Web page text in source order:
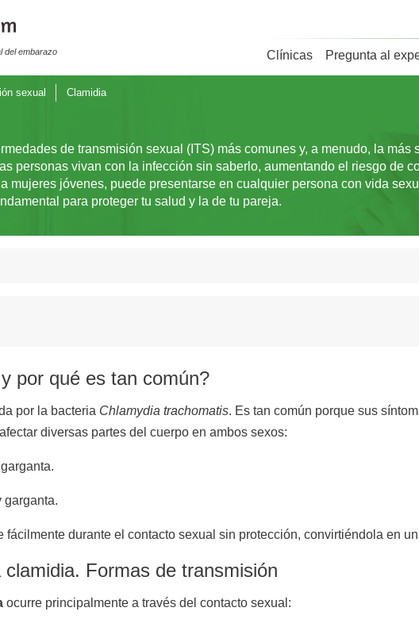
del embarazo Clínicas Pregunta al
sexual Clamidia
de transmisión sexual (ITS) más comunes y, a menudo, la
personas vivan con la infección sin saberlo, aumentando el riesgo de
mujeres jóvenes, puede presentarse en cualquier persona con vida
para proteger tu salud y la de tu pareja.
por qué es tan común?
por la bacteria Chlamydia trachomatis. Es tan común porque sus
diversas partes del cuerpo en ambos sexos:
garganta.
fácilmente durante el contacto sexual sin protección, convirtiéndola en
Formas de transmisión
ocurre principalmente a través del contacto sexual: